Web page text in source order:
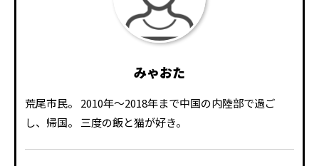
みゃおた
荒尾市民。 2010年～2018年まで中国の内陸部で過ご
し、帰国。 三度の飯と猫が好き。